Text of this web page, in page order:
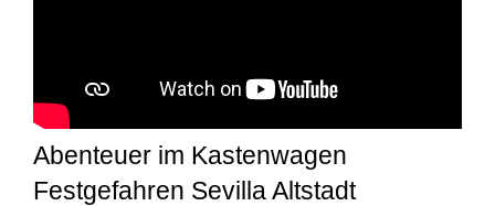
Abenteuer im Kastenwagen
Festgefahren Sevilla Altstadt